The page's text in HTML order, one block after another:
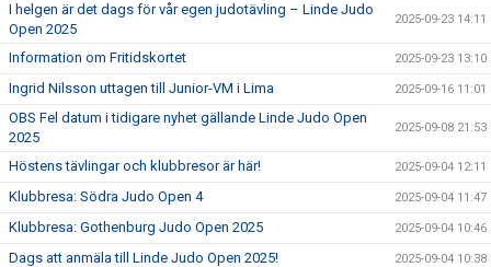
I helgen är det dags för vår egen judotävling – Linde Judo
Open 2025
2025-09-23 14:11
Information om Fritidskortet 2025-09-23 13:10
Ingrid Nilsson uttagen till Junior-VM i Lima 2025-09-16 11:01
OBS Fel datum i tidigare nyhet gällande Linde Judo Open
2025
2025-09-08 21:53
Höstens tävlingar och klubbresor är här! 2025-09-04 12:11
Klubbresa: Södra Judo Open 4 2025-09-04 11:47
Klubbresa: Gothenburg Judo Open 2025 2025-09-04 10:46
Dags att anmäla till Linde Judo Open 2025! 2025-09-04 10:38